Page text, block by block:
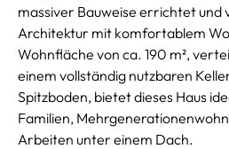
massiver Bauweise errichtet und
Architektur mit komfortablem
Wohnfläche von ca. 190 m²,
einem vollständig nutzbaren
Spitzboden, bietet dieses Haus
Familien,
Arbeiten unter einem Dach.